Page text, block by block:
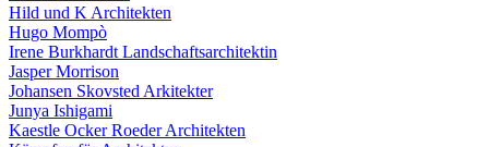
Hild und K Architekten
Hugo Mompò
Irene Burkhardt Landschaftsarchitektin
Jasper Morrison
Johansen Skovsted Arkitekter
Junya Ishigami
Kaestle Ocker Roeder Architekten